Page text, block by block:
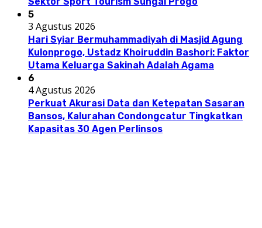
5
3 Agustus 2026
Hari Syiar Bermuhammadiyah di Masjid Agung
Kulonprogo, Ustadz Khoiruddin Bashori: Faktor
Utama Keluarga Sakinah Adalah Agama
6
4 Agustus 2026
Perkuat Akurasi Data dan Ketepatan Sasaran
Bansos, Kalurahan Condongcatur Tingkatkan
Kapasitas 30 Agen Perlinsos